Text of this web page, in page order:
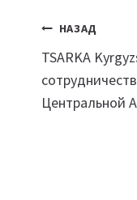
по
НАЗАД
TSARKA
Центральной